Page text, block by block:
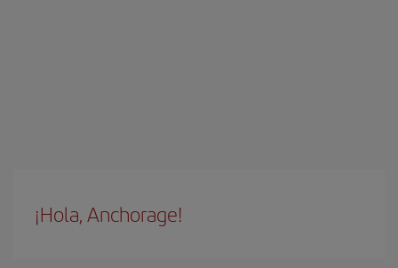
¡Hola, Anchorage!